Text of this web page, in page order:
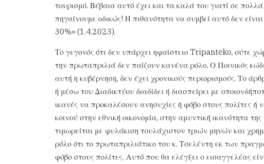
τουρισμό. Βέβαια αυτό έχει και τα καλά του γιατί σε
πηγαίνουμε οδικώς! Η πιθανότητα να συμβεί αυτό δεν
30%» (1.4.2023).
Το γεγονός ότι δεν υπάρχει ηφαίστειο Tripanteko, ούτε
την πρωταπριλιά δεν παίζουν κανένα ρόλο. Ο Ποινικός
αυτή η κυβέρνηση, δεν έχει χρονικούς περιορισμούς. Το
ή μέσω του Διαδικτύου διαδίδει ή διασπείρει με
ικανές να προκαλέσουν ανησυχίες ή φόβο στους πολίτες ή
κοινού στην εθνική οικονομία, στην αμυντική ικανότητα
τιμωρείται με φυλάκιση τουλάχιστον τριών μηνών και
ρόλο ότι το πρωταπριλιάτικο του κ. Τσελέντη εκ των
φόβο στους πολίτες. Αυτό που θα ελέγξει ο εισαγγελέας